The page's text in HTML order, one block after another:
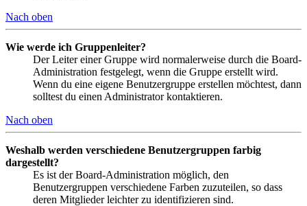
Nach oben
Wie werde ich Gruppenleiter?
Der Leiter einer Gruppe wird normalerweise durch die Board-
Administration festgelegt, wenn die Gruppe erstellt wird.
Wenn du eine eigene Benutzergruppe erstellen möchtest, dann
solltest du einen Administrator kontaktieren.
Nach oben
Weshalb werden verschiedene Benutzergruppen farbig
dargestellt?
Es ist der Board-Administration möglich, den
Benutzergruppen verschiedene Farben zuzuteilen, so dass
deren Mitglieder leichter zu identifizieren sind.